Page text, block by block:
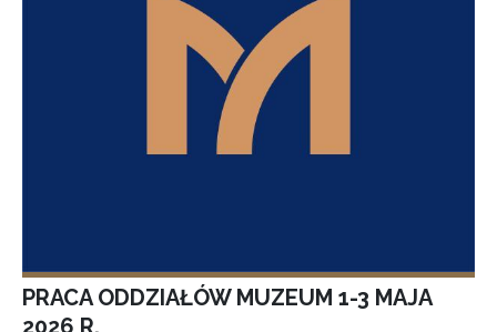
PRACA ODDZIAŁÓW MUZEUM 1-3 MAJA
2026 R.